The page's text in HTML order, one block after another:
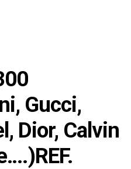
Gucci,
Dior, Calvin